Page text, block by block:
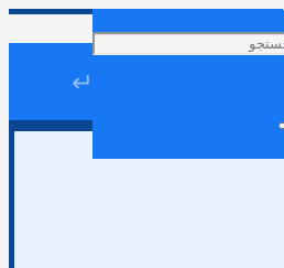
↵